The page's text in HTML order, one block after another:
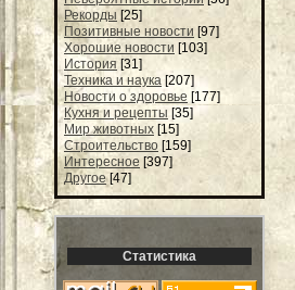
Рекорды [25]
Позитивные новости [97]
Хорошие новости [103]
История [31]
Техника и наука [207]
Новости о здоровье [177]
Кухня и рецепты [35]
Мир животных [15]
Строительство [159]
Интересное [397]
Другое [47]
Статистика